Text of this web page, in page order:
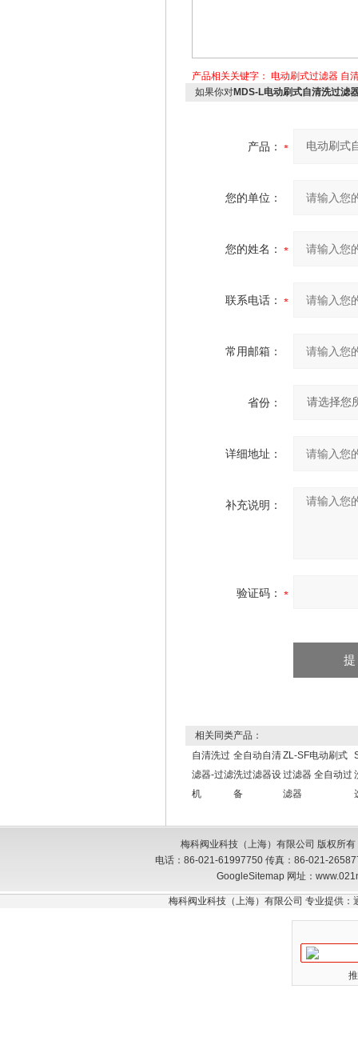
产品相关关键字： 电动刷式过滤器 自
如果你对MDS-L电动刷式自清洗过滤
产品：
您的单位：
您的姓名：
联系电话：
常用邮箱：
省份：
详细地址：
补充说明：
验证码：
相关同类产品：
自清洗过
滤器-过滤
机
全自动自清
洗过滤器设
备
ZL-SF电动刷式
过滤器 全自动过
滤器
梅科阀业科技（上海）有限公司 版权所
电话：86-021-61997750 传真：86-021-
GoogleSitemap网址：
梅科阀业科技（上海）有限公司 专业提供